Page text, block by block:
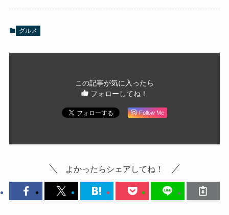
グルメ
この記事が気に入ったら
フォローしてね！
Follow Me
よかったらシェアしてね！